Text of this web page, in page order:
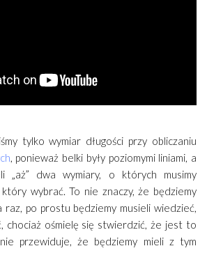
tylko wymiar długości przy obliczaniu
, ponieważ belki były poziomymi liniami, a
„aż” dwa wymiary, o których musimy
wybrać. To nie znaczy, że będziemy
raz, po prostu będziemy musieli wiedzieć,
chociaż ośmielę się stwierdzić, że jest to
przewiduje, że będziemy mieli z tym